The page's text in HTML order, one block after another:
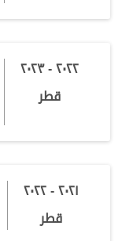
٢٠٢٢ - ٢٠٢٣
قطر
٢٠٢١ - ٢٠٢٢
قطر